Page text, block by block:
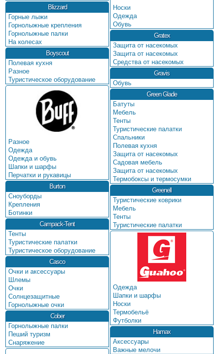
Blizzard
Горные лыжи
Горнолыжные крепления
Горнолыжные палки
На колесах
Boyscout
Полевая кухня
Разное
Туристическое оборудование
Разное
Одежда
Одежда и обувь
Шапки и шарфы
Перчатки и рукавицы
Burton
Сноуборды
Крепления
Ботинки
Campack-Tent
Тенты
Туристические палатки
Туристическое оборудование
Casco
Очки и аксессуары
Шлемы
Очки
Солнцезащитные
Горнолыжные очки
Cober
Горнолыжные палки
Пеший туризм
Снаряжение
Носки
Одежда
Обувь
Gratex
Защита от насекомых
Защита от насекомых
Средства от насекомых
Gravis
Обувь
Green Glade
Батуты
Мебель
Тенты
Туристические палатки
Спальники
Полевая кухня
Защита от насекомых
Садовая мебель
Защита от насекомых
Термобоксы и термосумки
Greenell
Туристические коврики
Мебель
Тенты
Туристические палатки
Одежда
Шапки и шарфы
Носки
Термобельё
Футболки
Hamax
Аксессуары
Важные мелочи